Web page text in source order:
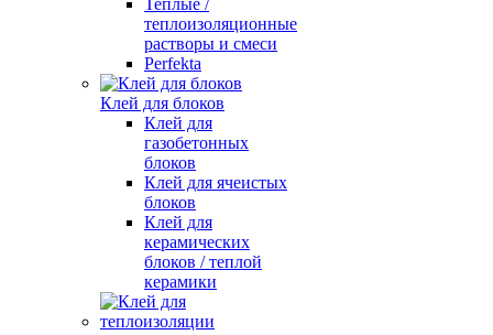
Теплые /
теплоизоляционные
растворы и смеси
Perfekta
Клей для блоков
Клей для
газобетонных
блоков
Клей для ячеистых
блоков
Клей для
керамических
блоков / теплой
керамики